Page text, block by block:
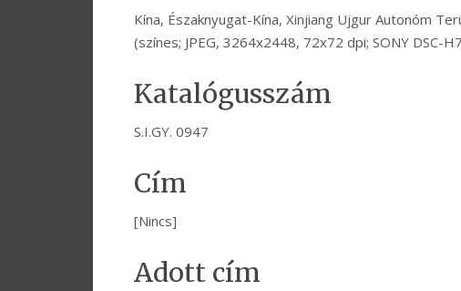
Kína, Északnyugat-Kína, Xinjiang Ujgur Autonóm
(színes; JPEG, 3264x2448, 72x72 dpi; SONY DSC-
Katalógusszám
S.I.GY. 0947
Cím
[Nincs]
Adott cím